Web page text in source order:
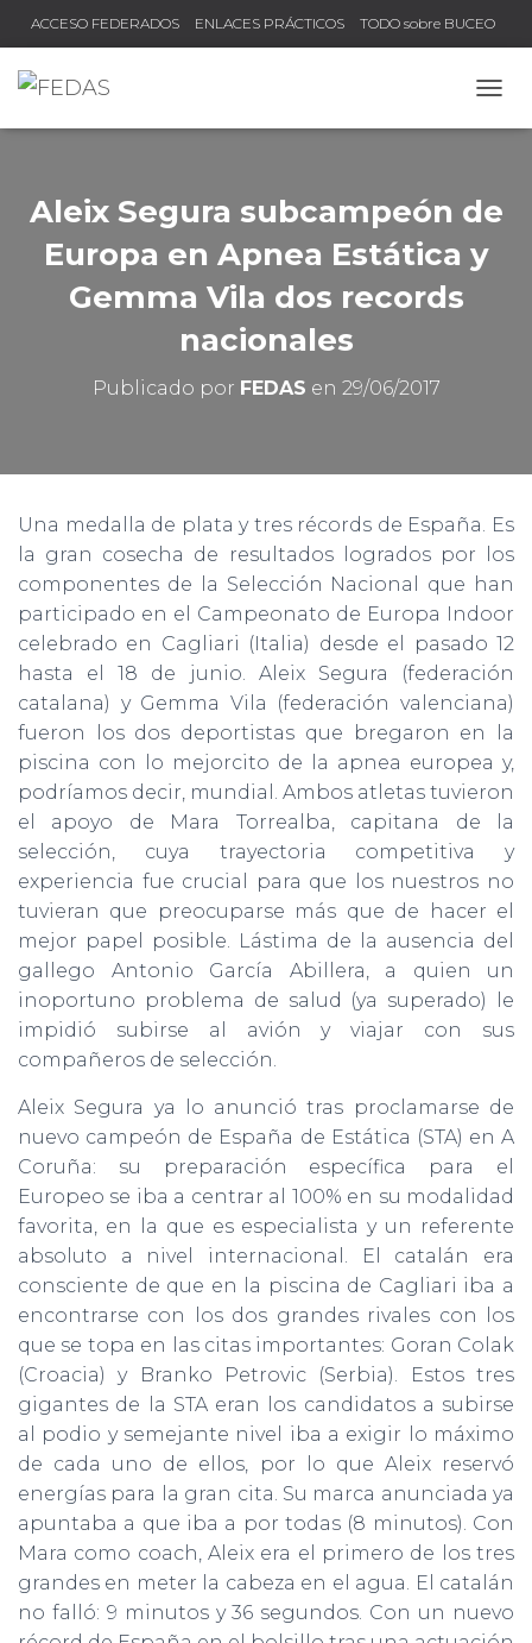
ACCESO FEDERADOS ENLACES PRÁCTICOS TODO sobre BUCEO
Aleix Segura subcampeón de
Europa en Apnea Estática y
Gemma Vila dos records
nacionales
Publicado por FEDAS en 29/06/2017
Una medalla de plata y tres récords de España. Es
la gran cosecha de resultados logrados por los
componentes de la Selección Nacional que han
participado en el Campeonato de Europa Indoor
celebrado en Cagliari (Italia) desde el pasado 12
hasta el 18 de junio. Aleix Segura (federación
catalana) y Gemma Vila (federación valenciana)
fueron los dos deportistas que bregaron en la
piscina con lo mejorcito de la apnea europea y,
podríamos decir, mundial. Ambos atletas tuvieron
el apoyo de Mara Torrealba, capitana de la
selección, cuya trayectoria competitiva y
experiencia fue crucial para que los nuestros no
tuvieran que preocuparse más que de hacer el
mejor papel posible. Lástima de la ausencia del
gallego Antonio García Abillera, a quien un
inoportuno problema de salud (ya superado) le
impidió subirse al avión y viajar con sus
compañeros de selección.
Aleix Segura ya lo anunció tras proclamarse de
nuevo campeón de España de Estática (STA) en A
Coruña: su preparación específica para el
Europeo se iba a centrar al 100% en su modalidad
favorita, en la que es especialista y un referente
absoluto a nivel internacional. El catalán era
consciente de que en la piscina de Cagliari iba a
encontrarse con los dos grandes rivales con los
que se topa en las citas importantes: Goran Colak
(Croacia) y Branko Petrovic (Serbia). Estos tres
gigantes de la STA eran los candidatos a subirse
al podio y semejante nivel iba a exigir lo máximo
de cada uno de ellos, por lo que Aleix reservó
energías para la gran cita. Su marca anunciada ya
apuntaba a que iba a por todas (8 minutos). Con
Mara como coach, Aleix era el primero de los tres
grandes en meter la cabeza en el agua. El catalán
no falló: 9 minutos y 36 segundos. Con un nuevo